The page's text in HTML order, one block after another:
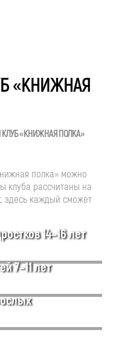
«КНИЖНАЯ
КЛУБ «КНИЖНАЯ ПОЛКА»
полка» можно
клуба рассчитаны на
здесь каждый сможет
14–16 лет
7–11 лет